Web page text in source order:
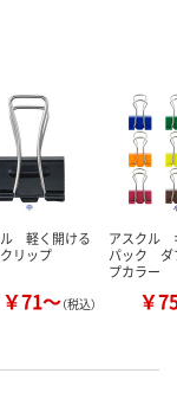
軽く開ける
リップ
￥71～（税込）
アスクル
パック ダ
プカラー
￥